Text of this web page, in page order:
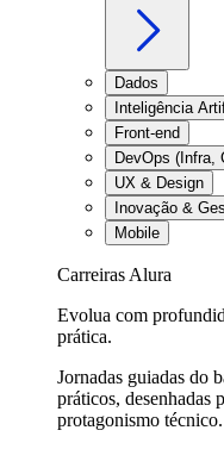
Dados
Inteligência
Front-end
DevOps (Infra,
UX & Design
Inovação &
Mobile
Carreiras Alura
Evolua com
prática.
Jornadas guiadas do
práticos, desenhadas
protagonismo técnico.